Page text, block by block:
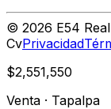
© 2026 E54
CvPrivacidad
$2,551,550
Venta · Tapalpa